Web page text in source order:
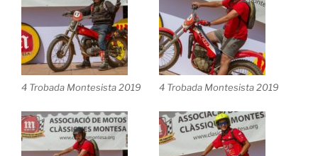
4 Trobada Montesista 2019 4 Trobada Montesista 2019